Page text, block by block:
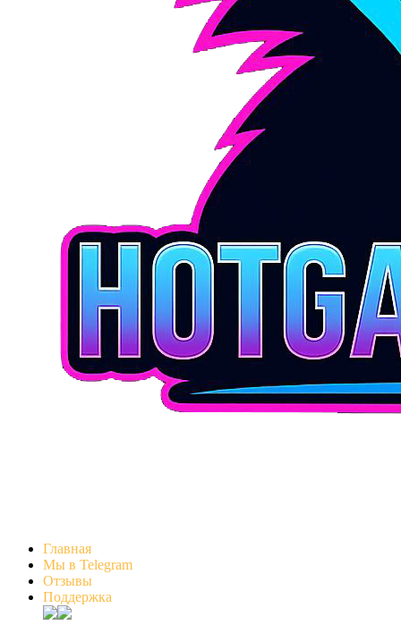
Главная
Мы в Telegram
Отзывы
Поддержка